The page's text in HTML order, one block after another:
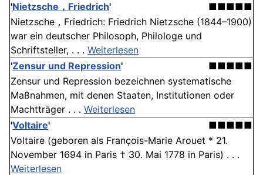
'Nietzsche，Friedrich'
■■■■■
Nietzsche，Friedrich: Friedrich Nietzsche (1844–1900)
war ein deutscher Philosoph, Philologe und
Schriftsteller, . . . Weiterlesen
'Zensur und Repression'
■■■■■
Zensur und Repression bezeichnen systematische
Maßnahmen, mit denen Staaten, Institutionen oder
Machtträger . . . Weiterlesen
'Voltaire'
■■■■■
Voltaire (geboren als François-Marie Arouet * 21.
November 1694 in Paris † 30. Mai 1778 in Paris) . . .
Weiterlesen